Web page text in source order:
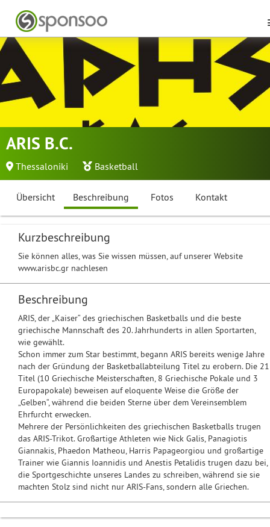
ARIS B.C.
Thessaloniki Basketball
Übersicht Beschreibung Fotos Kontakt
Kurzbeschreibung
Sie können alles, was Sie wissen müssen, auf unserer Website
www.arisbc.gr nachlesen
Beschreibung
ARIS, der „Kaiser“ des griechischen Basketballs und die beste
griechische Mannschaft des 20. Jahrhunderts in allen Sportarten,
wie gewählt.
Schon immer zum Star bestimmt, begann ARIS bereits wenige Jahre
nach der Gründung der Basketballabteilung Titel zu erobern. Die 21
Titel (10 Griechische Meisterschaften, 8 Griechische Pokale und 3
Europapokale) beweisen auf eloquente Weise die Größe der
„Gelben“, während die beiden Sterne über dem Vereinsemblem
Ehrfurcht erwecken.
Mehrere der Persönlichkeiten des griechischen Basketballs trugen
das ARIS-Trikot. Großartige Athleten wie Nick Galis, Panagiotis
Giannakis, Phaedon Matheou, Harris Papageorgiou und großartige
Trainer wie Giannis Ioannidis und Anestis Petalidis trugen dazu bei,
die Sportgeschichte unseres Landes zu schreiben, während sie sie
machten Stolz sind nicht nur ARIS-Fans, sondern alle Griechen.